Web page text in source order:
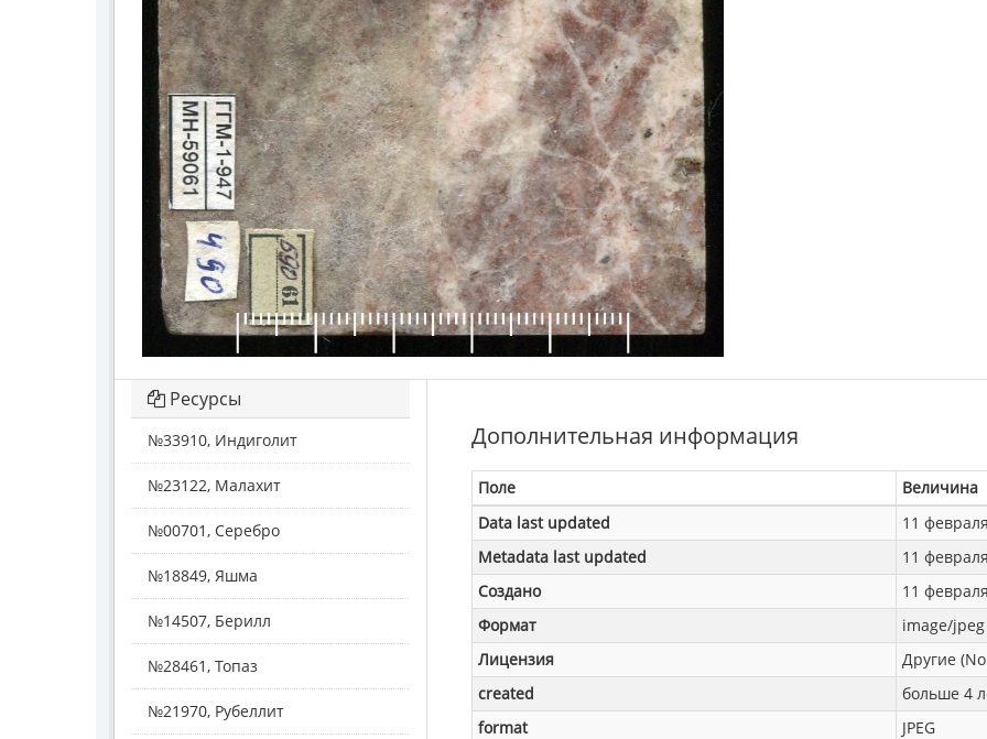
Дополнительная информация
Поле
Величина
Data last updated
11
Metadata last updated
11
Создано
11
Формат
image/jpeg
Лицензия
Другие
created
больше 4
format
JPEG
Ресурсы
№33910, Индиголит
№23122, Малахит
№00701, Серебро
№18849, Яшма
№14507, Берилл
№28461, Топаз
№21970, Рубеллит